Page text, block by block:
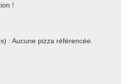
!
: Aucune pizza référencée.